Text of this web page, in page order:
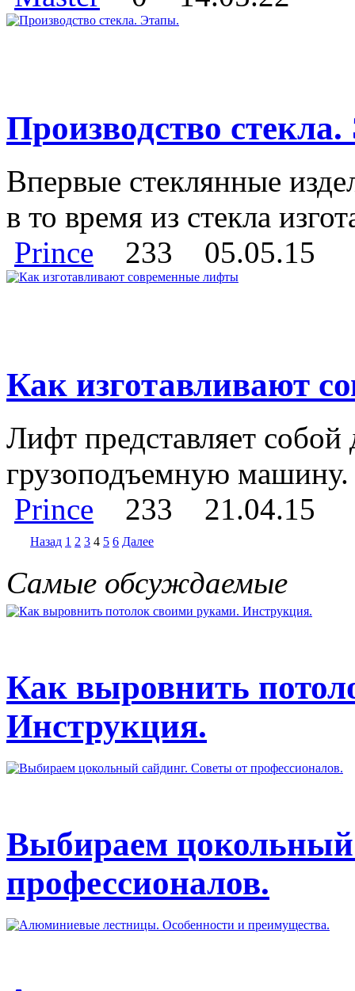
Производство
Впервые стеклянные
в то время из стекла
Prince
233 05.05.15
Как изготавливают
Лифт представляет
грузоподъемную
Prince
233 21.04.15
Назад 1 2 3 4 5 6 Далее
Самые обсуждаемые
Как выровнить
Инструкция.
Выбираем цокольный
профессионалов.